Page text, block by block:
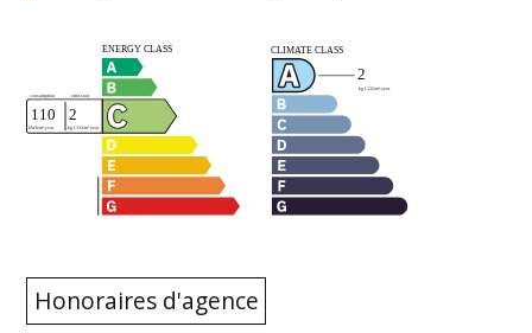
Honoraires d'agence